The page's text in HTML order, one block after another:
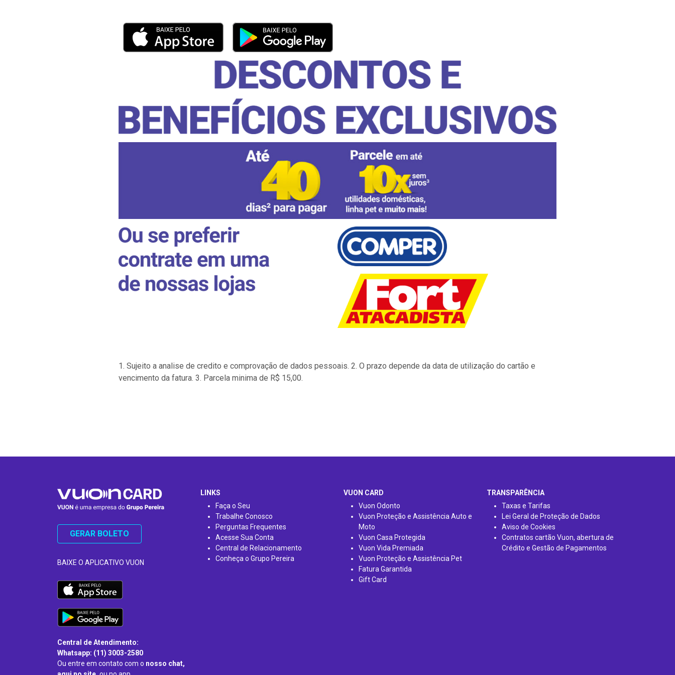
1. Sujeito a analise de credito e comprovação de dados pessoais. 2. O prazo depende da data de utilização do cartão e
vencimento da fatura. 3. Parcela minima de R$ 15,00.
GERAR BOLETO
BAIXE O APLICATIVO VUON
Central de Atendimento:
Whatsapp: (11) 3003-2580
Ou entre em contato com o nosso chat,
LINKS
Faça o Seu
Trabalhe Conosco
Perguntas Frequentes
Acesse Sua Conta
Central de Relacionamento
Conheça o Grupo Pereira
VUON CARD
Vuon Odonto
Vuon Proteção e Assistência Auto e
Moto
Vuon Casa Protegida
Vuon Vida Premiada
Vuon Proteção e Assistência Pet
Fatura Garantida
Gift Card
TRANSPARÊNCIA
Taxas e Tarifas
Lei Geral de Proteção de Dados
Aviso de Cookies
Contratos cartão Vuon, abertura de
Crédito e Gestão de Pagamentos